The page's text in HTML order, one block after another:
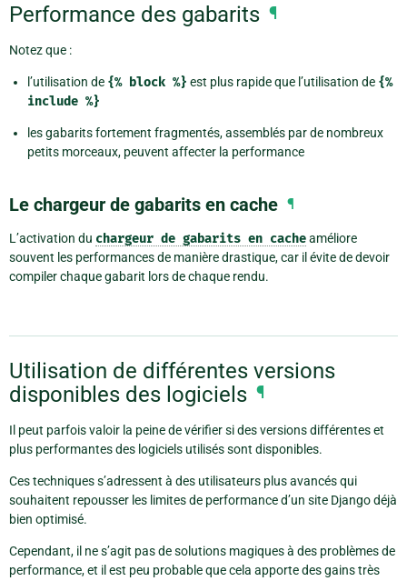
Performance des gabarits ¶
Notez que :
l’utilisation de {% block %} est plus rapide que l’utilisation de {%
include %}
les gabarits fortement fragmentés, assemblés par de nombreux
petits morceaux, peuvent affecter la performance
Le chargeur de gabarits en cache ¶
L’activation du chargeur de gabarits en cacheaméliore
souvent les performances de manière drastique, car il évite de devoir
compiler chaque gabarit lors de chaque rendu.
Utilisation de différentes versions
disponibles des logiciels ¶
Il peut parfois valoir la peine de vérifier si des versions différentes et
plus performantes des logiciels utilisés sont disponibles.
Ces techniques s’adressent à des utilisateurs plus avancés qui
souhaitent repousser les limites de performance d’un site Django déjà
bien optimisé.
Cependant, il ne s’agit pas de solutions magiques à des problèmes de
performance, et il est peu probable que cela apporte des gains très